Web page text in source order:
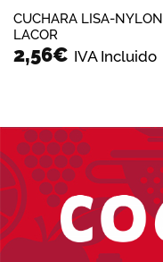
CUCHARA LISA-NYLON
LACOR
2,56€ IVA Incluido